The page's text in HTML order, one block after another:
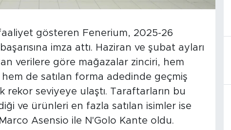
gösteren Fenerium, 2025-26
imza attı. Haziran ve şubat ayları
verilere göre mağazalar zinciri, hem
de satılan forma adedinde geçmiş
rekor seviyeye ulaştı. Taraftarların bu
ve ürünleri en fazla satılan isimler ise
Marco Asensio ile N'Golo Kante oldu.